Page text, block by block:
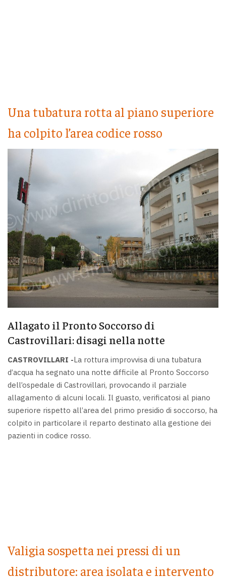
Una tubatura rotta al piano superiore
ha colpito l’area codice rosso
Allagato il Pronto Soccorso di
Castrovillari: disagi nella notte
CASTROVILLARI -La rottura improvvisa di una tubatura
d’acqua ha segnato una notte difficile al Pronto Soccorso
dell’ospedale di Castrovillari, provocando il parziale
allagamento di alcuni locali. Il guasto, verificatosi al piano
superiore rispetto all’area del primo presidio di soccorso, ha
colpito in particolare il reparto destinato alla gestione dei
pazienti in codice rosso.
Valigia sospetta nei pressi di un
distributore: area isolata e intervento